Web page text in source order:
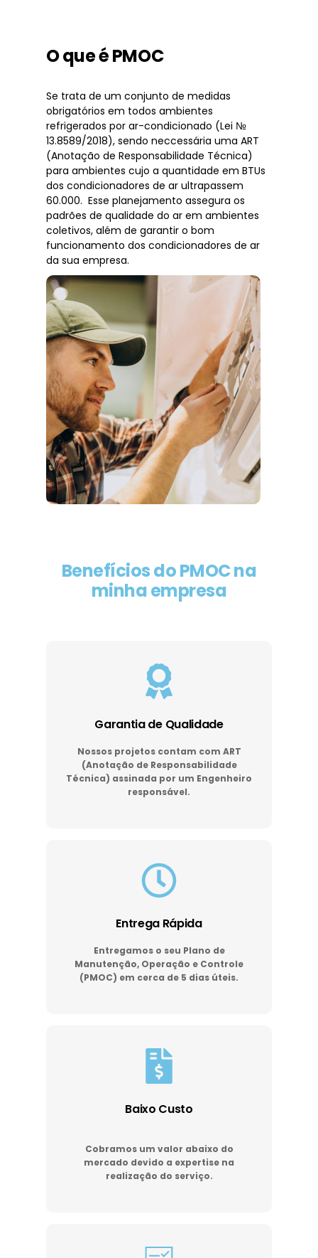
O que é PMOC
Se trata de um conjunto de medidas
obrigatórios em todos ambientes
refrigerados por ar-condicionado (Lei №
13.8589/2018), sendo neccessária uma ART
(Anotação de Responsabilidade Técnica)
para ambientes cujo a quantidade em BTUs
dos condicionadores de ar ultrapassem
60.000. Esse planejamento assegura os
padrões de qualidade do ar em ambientes
coletivos, além de garantir o bom
funcionamento dos condicionadores de ar
da sua empresa.
Benefícios do PMOC na
minha empresa
Garantia de Qualidade
Nossos projetos contam com ART
(Anotação de Responsabilidade
Técnica) assinada por um Engenheiro
responsável.
Entrega Rápida
Entregamos o seu Plano de
Manutenção, Operação e Controle
(PMOC) em cerca de 5 dias úteis.
Baixo Custo
Cobramos um valor abaixo do
mercado devido a expertise na
realização do serviço.